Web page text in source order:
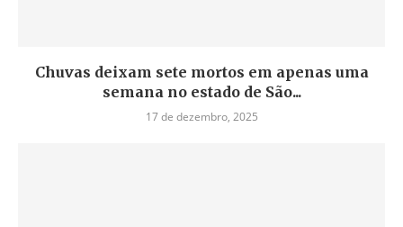
Chuvas deixam sete mortos em apenas uma
semana no estado de São...
17 de dezembro, 2025